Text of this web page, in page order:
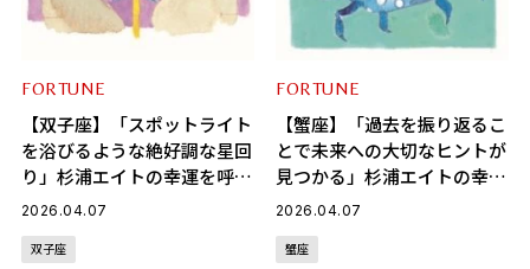
FORTUNE
【双子座】「スポットライト
を浴びるような絶好調な星回
り」杉浦エイトの幸運を呼ぶ
12星座占い（4/7～5/6）
2026.04.07
双子座
FORTUNE
【蟹座】「過去を振り返るこ
とで未来への大切なヒントが
見つかる」杉浦エイトの幸運
を呼ぶ12星座占い（4/7～
2026.04.07
蟹座